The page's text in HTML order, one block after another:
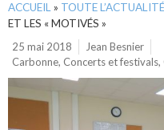
ACCUEIL » TOUTE L’ACTUALITÉ
ET LES « MOTIVÉS »
25 mai 2018
Jean Besnier
Carbonne, Concerts et festivals,